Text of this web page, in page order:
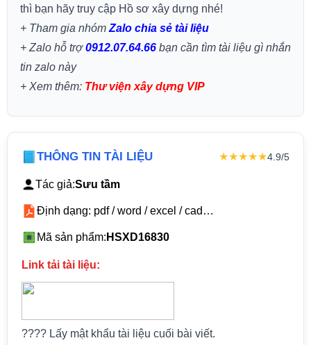
thì bạn hãy truy cập Hồ sơ xây dựng nhé!
+ Tham gia nhóm Zalo chia sẻ tài liệu
+ Zalo hỗ trợ0912.07.64.66bạn cần tìm tài liệu gì nhắn
tin zalo này
+ Xem thêm: Thư viện xây dựng VIP
THÔNG TIN TÀI LIỆU ★★★★★4.9/5
Tác giả:Sưu tầm
Định dạng: pdf / word / excel / cad…
Mã sản phẩm: HSXD16830
Link tải tài liệu:
???? Lấy mật khẩu tài liệu cuối bài viết.